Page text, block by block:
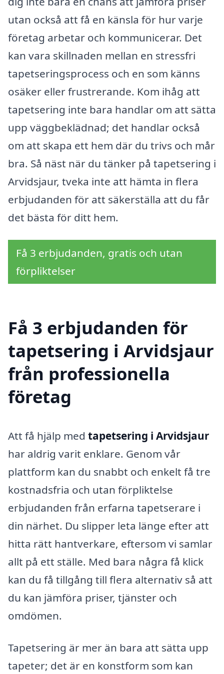
utan också att få en känsla för hur varje
företag arbetar och kommunicerar. Det
kan vara skillnaden mellan en stressfri
tapetseringsprocess och en som känns
osäker eller frustrerande. Kom ihåg att
tapetsering inte bara handlar om att sätta
upp väggbeklädnad; det handlar också
om att skapa ett hem där du trivs och mår
bra. Så näst när du tänker på tapetsering i
Arvidsjaur, tveka inte att hämta in flera
erbjudanden för att säkerställa att du får
det bästa för ditt hem.
Få 3 erbjudanden, gratis och utan
förpliktelser
Få 3 erbjudanden för
tapetsering i Arvidsjaur
från professionella
företag
Att få hjälp med tapetsering i Arvidsjaur
har aldrig varit enklare. Genom vår
plattform kan du snabbt och enkelt få tre
kostnadsfria och utan förpliktelse
erbjudanden från erfarna tapetserare i
din närhet. Du slipper leta länge efter att
hitta rätt hantverkare, eftersom vi samlar
allt på ett ställe. Med bara några få klick
kan du få tillgång till flera alternativ så att
du kan jämföra priser, tjänster och
omdömen.
Tapetsering är mer än bara att sätta upp
tapeter; det är en konstform som kan